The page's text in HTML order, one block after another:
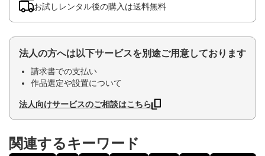
お試しレンタル後の購入は送料無料
法人の方へは以下サービスを別途ご用意しております
請求書での支払い
作品選定や設置について
法人向けサービスのご相談はこちら
関連するキーワード